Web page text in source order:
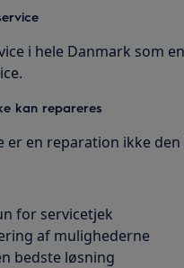
i hele Danmark som
kan repareres
en reparation ikke den
for servicetjek
af mulighederne
bedste løsning